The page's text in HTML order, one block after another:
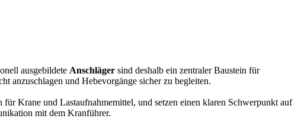
ausgebildete Anschläger sind deshalb ein zentraler Baustein für
anzuschlagen und Hebevorgänge sicher zu begleiten.
Krane und Lastaufnahmemittel, und setzen einen klaren Schwerpunkt auf
mit dem Kranführer.